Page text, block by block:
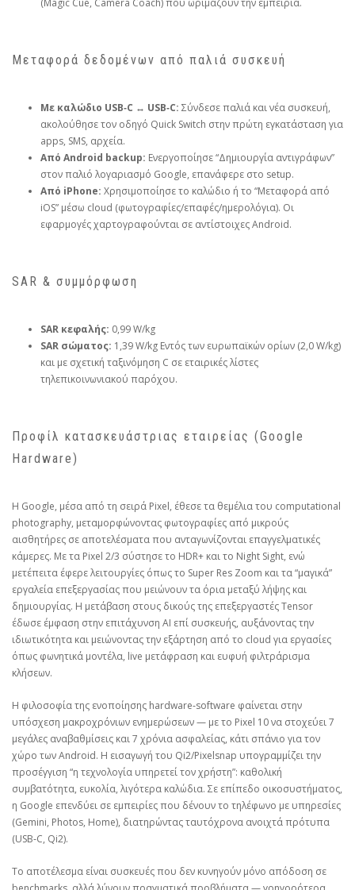
Μεταφορά δεδομένων από παλιά συσκευή
Με καλώδιο USB‑C ↔ USB‑C: Σύνδεσε παλιά και νέα συσκευή,
ακολούθησε τον οδηγό Quick Switch στην πρώτη εγκατάσταση για
apps, SMS, αρχεία.
Από Android backup: Ενεργοποίησε “Δημιουργία αντιγράφων”
στον παλιό λογαριασμό Google, επανάφερε στο setup.
Από iPhone: Χρησιμοποίησε το καλώδιο ή το “Μεταφορά από
iOS” μέσω cloud (φωτογραφίες/επαφές/ημερολόγια). Οι
εφαρμογές χαρτογραφούνται σε αντίστοιχες Android.
SAR & συμμόρφωση
SAR κεφαλής: 0,99 W/kg
SAR σώματος: 1,39 W/kg Εντός των ευρωπαϊκών ορίων (2,0 W/kg)
και με σχετική ταξινόμηση C σε εταιρικές λίστες
τηλεπικοινωνιακού παρόχου.
Προφίλ κατασκευάστριας εταιρείας (Google
Hardware)
Η Google, μέσα από τη σειρά Pixel, έθεσε τα θεμέλια του computational
photography, μεταμορφώνοντας φωτογραφίες από μικρούς
αισθητήρες σε αποτελέσματα που ανταγωνίζονται επαγγελματικές
κάμερες. Με τα Pixel 2/3 σύστησε το HDR+ και το Night Sight, ενώ
μετέπειτα έφερε λειτουργίες όπως το Super Res Zoom και τα “μαγικά”
εργαλεία επεξεργασίας που μειώνουν τα όρια μεταξύ λήψης και
δημιουργίας. Η μετάβαση στους δικούς της επεξεργαστές Tensor
έδωσε έμφαση στην επιτάχυνση AI επί συσκευής, αυξάνοντας την
ιδιωτικότητα και μειώνοντας την εξάρτηση από το cloud για εργασίες
όπως φωνητικά μοντέλα, live μετάφραση και ευφυή φιλτράρισμα
κλήσεων.
Η φιλοσοφία της ενοποίησης hardware‑software φαίνεται στην
υπόσχεση μακροχρόνιων ενημερώσεων — με το Pixel 10 να στοχεύει 7
μεγάλες αναβαθμίσεις και 7 χρόνια ασφαλείας, κάτι σπάνιο για τον
χώρο των Android. Η εισαγωγή του Qi2/Pixelsnap υπογραμμίζει την
προσέγγιση “η τεχνολογία υπηρετεί τον χρήστη”: καθολική
συμβατότητα, ευκολία, λιγότερα καλώδια. Σε επίπεδο οικοσυστήματος,
η Google επενδύει σε εμπειρίες που δένουν το τηλέφωνο με υπηρεσίες
(Gemini, Photos, Home), διατηρώντας ταυτόχρονα ανοιχτά πρότυπα
(USB‑C, Qi2).
Το αποτέλεσμα είναι συσκευές που δεν κυνηγούν μόνο απόδοση σε